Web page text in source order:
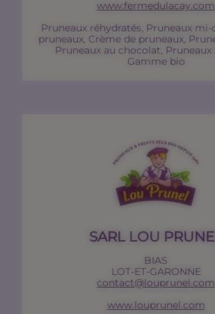
www.fermedulacay.com
Pruneaux réhydratés, Pruneaux mi-
pruneaux, Crème de pruneaux,
Pruneaux au chocolat, Pruneaux
Gamme bio
SARL LOU
BIAS
LOT-ET-GARONNE
contact@louprunel.com
www.louprunel.com